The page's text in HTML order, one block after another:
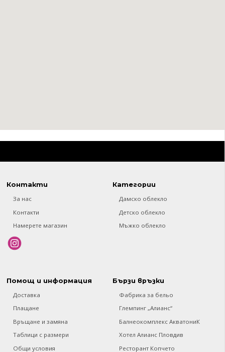
Контакти
За нас
Контакти
Намерете магазин
Категории
Дамско облекло
Детско облекло
Мъжко облекло
Помощ и информация
Доставка
Плащане
Връщане и замяна
Таблици с размери
Общи условия
Бързи връзки
Фабрика за бельо
Глемпинг „Алианс“
Балнеокомплекс АкватониК
Хотел Алианс Пловдив
Ресторант Копчето